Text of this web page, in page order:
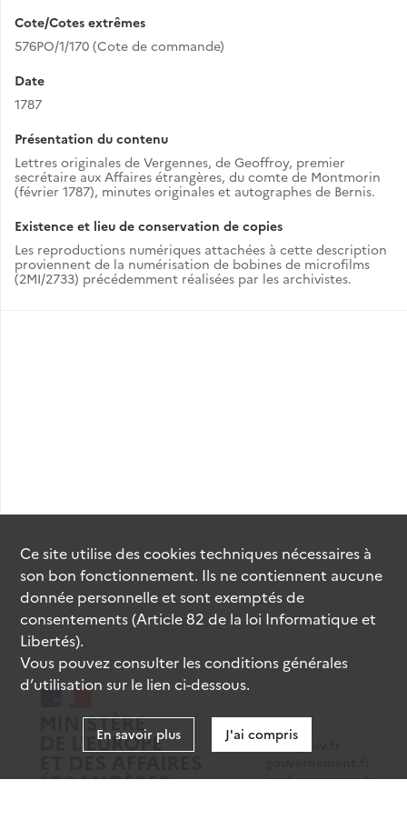
Cote/Cotes extrêmes
576PO/1/170 (Cote de commande)
Date
1787
Présentation du contenu
Lettres originales de Vergennes, de Geoffroy, premier
secrétaire aux Affaires étrangères, du comte de Montmorin
(février 1787), minutes originales et autographes de Bernis.
Existence et lieu de conservation de copies
Les reproductions numériques attachées à cette description
proviennent de la numérisation de bobines de microfilms
(2MI/2733) précédemment réalisées par les archivistes.
data.gouv.fr
legifrance.gouv.fr
Ce site utilise descookiestechniques nécessaires à
son bon fonctionnement. Ils ne contiennent aucune
donnée personnelle et sont exemptés de
consentements (Article 82 de la loi Informatique et
Libertés).
Vous pouvez consulter les conditions générales
d’utilisation sur le lien ci-dessous.
En savoir plus J'ai compris